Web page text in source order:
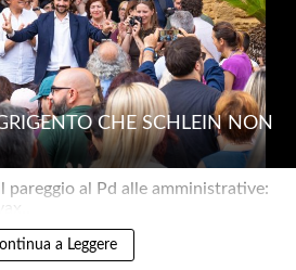
CHE SCHLEIN NON
pareggio al Pd alle amministrative:
a Leggere